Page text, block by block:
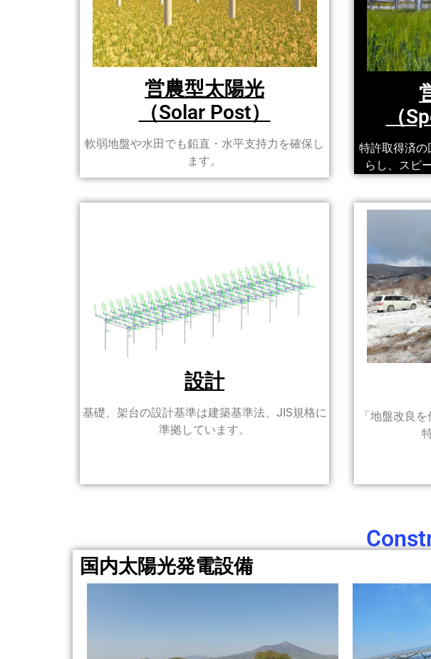
営農型太陽光
（Solar Post）
軟弱地盤や水田でも鉛直・水平支持力を確保し
ます。
設計
基礎、架台の設計基準は建築基準法、JIS規格に
準拠しています。
（
特許取得済
らし、スピ
「地盤改良
国内太陽光発電設備